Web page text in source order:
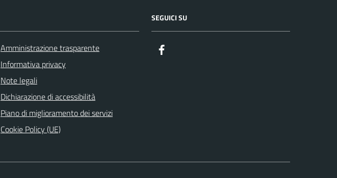
Amministrazione trasparente
Informativa privacy
Note legali
Dichiarazione di accessibilità
Piano di miglioramento dei servizi
Cookie Policy (UE)
SEGUICI SU